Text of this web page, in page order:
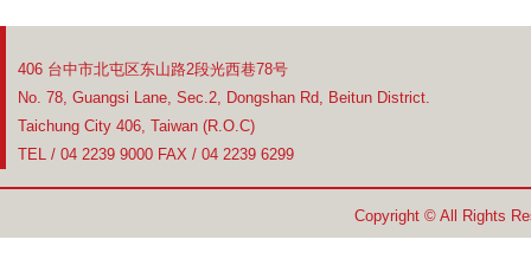
406 台中市北屯区东山路2段光西巷78号
No. 78, Guangsi Lane, Sec.2, Dongshan Rd, Beitun District.
Taichung City 406, Taiwan (R.O.C)
TEL / 04 2239 9000 FAX / 04 2239 6299
Copyright © All Rights